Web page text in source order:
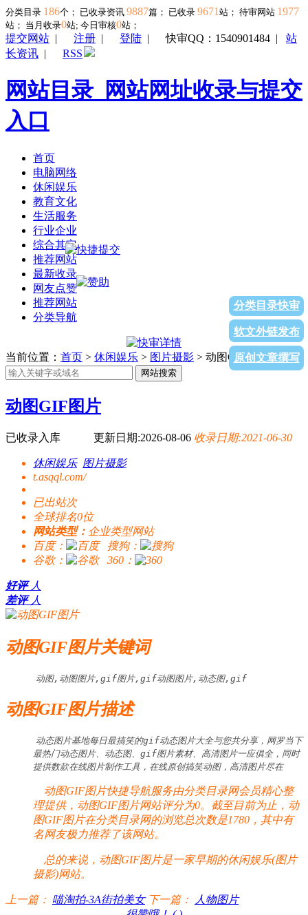
分类目录 186个； 已收录资讯 9887篇； 已收录 9671 站； 待审网站 1977
站； 当月收录0站; 今日审核0站；
提交网站 | 注册 | 登陆 |快审QQ：1540901484 | 站
长资讯 | RSS
网站目录_网站网址收录与提交
入口
首页
电脑网络
休闲娱乐
教育文化
生活服务
行业企业
综合其它
推荐网站
最新收录
网友点赞
推荐网站
分类导航
分类目录快审
软文外链发布
原创文章撰写
当前位置： 首页 > 休闲娱乐 > 图片摄影 > 动图GIF图片
网站搜索
动图GIF图片
已收录入库 更新日期:2026-08-06 收录日期:2021-06-30
休闲娱乐 图片摄影
t.asqql.com/
已出站次
全球排名0位
网站类型： 企业类型网站
百度：
搜狗：
谷歌：
360：
好评 人
差评 人
动图GIF图片关键词
动图,动图图片,gif图片,gif动图图片,动态图,gif
动图GIF图片描述
动态图片基地每日最搞笑的gif动态图片大全与您共分享，网罗当下
最热门动态图片、动态图、gif图片素材、高清图片一应俱全，同时
提供数款在线图片制作工具，在线原创搞笑动图，高清图片尽在
动图GIF图片快捷导航服务由分类目录网会员精心整
理提供，动图GIF图片网站评分为0。截至目前为止，动
图GIF图片在分类目录网的浏览总次数是1780，其中有
名网友极力推荐了该网站。
总的来说，动图GIF图片是一家早期的休闲娱乐(图片
摄影)网站。
上一篇： 喵淘拍-3A街拍美女 下一篇：
人物图片